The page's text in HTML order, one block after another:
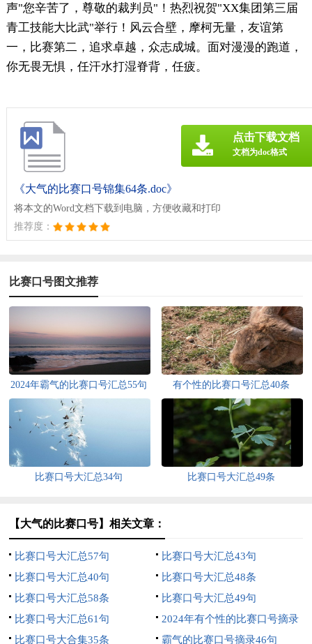
声"您辛苦了，尊敬的裁判员"！热烈祝贺"XX集团第三届
青工技能大比武"举行！风云合壁，摩柯无量，友谊第
一，比赛第二，追求卓越，众志成城。面对漫漫的跑道，
你无畏无惧，任汗水打湿脊背，任疲。
《大气的比赛口号锦集64条.doc》
将本文的Word文档下载到电脑，方便收藏和打印
推荐度：
点击下载文档
文档为doc格式
比赛口号图文推荐
2024年霸气的比赛口号汇总55句 有个性的比赛口号汇总40条
比赛口号大汇总34句 比赛口号大汇总49条
【大气的比赛口号】相关文章：
比赛口号大汇总57句
比赛口号大汇总43句
比赛口号大汇总40句
比赛口号大汇总48条
比赛口号大汇总58条
比赛口号大汇总49句
比赛口号大汇总61句
2024年有个性的比赛口号摘录
57句
比赛口号大合集35条 霸气的比赛口号摘录46句